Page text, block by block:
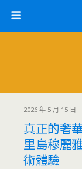
2026 年 5 月 15 日
真正的奢
里島穆麗
術體驗